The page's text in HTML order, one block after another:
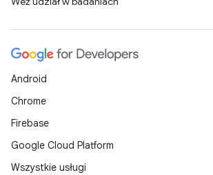
Android
Chrome
Firebase
Google Cloud Platform
Wszystkie usługi